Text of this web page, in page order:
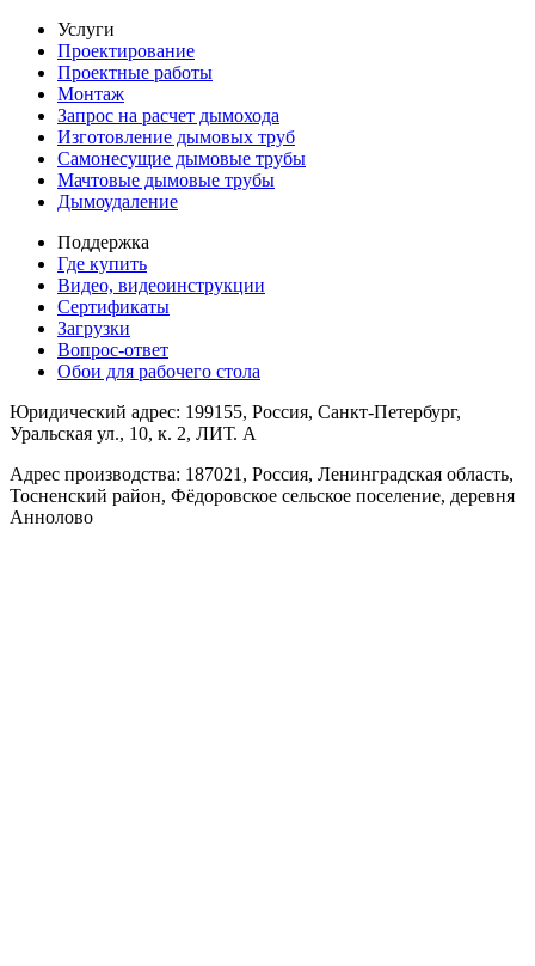
Услуги
Проектирование
Проектные работы
Монтаж
Запрос на расчет дымохода
Изготовление дымовых труб
Самонесущие дымовые трубы
Мачтовые дымовые трубы
Дымоудаление
Поддержка
Где купить
Видео, видеоинструкции
Сертификаты
Загрузки
Вопрос-ответ
Обои для рабочего стола
Юридический адрес: 199155, Россия, Санкт-Петербург,
Уральская ул., 10, к. 2, ЛИТ. А
Адрес производства: 187021, Россия, Ленинградская область,
Тосненский район, Фёдоровское сельское поселение, деревня
Аннолово